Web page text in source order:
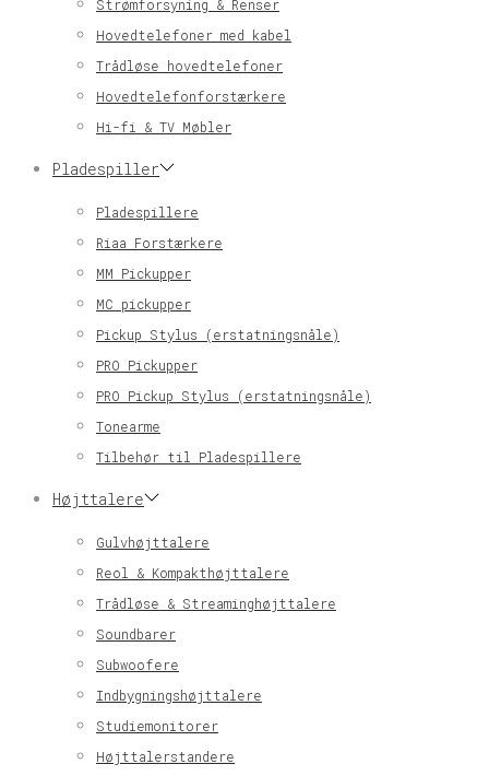
Strømforsyning & Renser
Hovedtelefoner med kabel
Trådløse hovedtelefoner
Hovedtelefonforstærkere
Hi-fi & TV Møbler
Pladespiller
Pladespillere
Riaa Forstærkere
MM Pickupper
MC pickupper
Pickup Stylus (erstatningsnåle)
PRO Pickupper
PRO Pickup Stylus (erstatningsnåle)
Tonearme
Tilbehør til Pladespillere
Højttalere
Gulvhøjttalere
Reol & Kompakthøjttalere
Trådløse & Streaminghøjttalere
Soundbarer
Subwoofere
Indbygningshøjttalere
Studiemonitorer
Højttalerstandere